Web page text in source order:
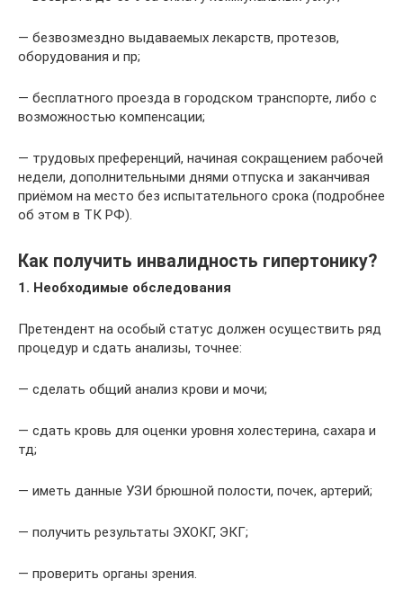
— безвозмездно выдаваемых лекарств, протезов,
оборудования и пр;
— бесплатного проезда в городском транспорте, либо с
возможностью компенсации;
— трудовых преференций, начиная сокращением рабочей
недели, дополнительными днями отпуска и заканчивая
приёмом на место без испытательного срока (подробнее
об этом в ТК РФ).
Как получить инвалидность гипертонику?
1. Необходимые обследования
Претендент на особый статус должен осуществить ряд
процедур и сдать анализы, точнее:
— сделать общий анализ крови и мочи;
— сдать кровь для оценки уровня холестерина, сахара и
тд;
— иметь данные УЗИ брюшной полости, почек, артерий;
— получить результаты ЭХОКГ, ЭКГ;
— проверить органы зрения.